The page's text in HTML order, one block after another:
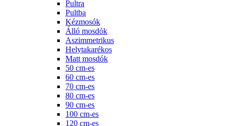
Pultra
Pultba
Kézmosók
Álló mosdók
Aszimmetrikus
Helytakarékos
Matt mosdók
50 cm-es
60 cm-es
70 cm-es
80 cm-es
90 cm-es
100 cm-es
120 cm-es